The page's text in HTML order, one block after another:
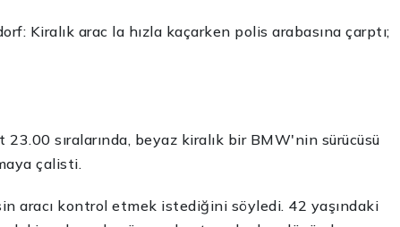
Kiralık arac la hızla kaçarken polis arabasına çarptı;
23.00 sıralarında, beyaz kiralık bir BMW'nin sürücüsü
çalisti.
aracı kontrol etmek istediğini söyledi. 42 yaşındaki